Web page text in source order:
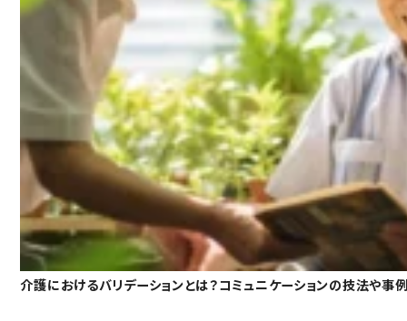
介護におけるバリデーションとは？コミュニケーションの技法や事